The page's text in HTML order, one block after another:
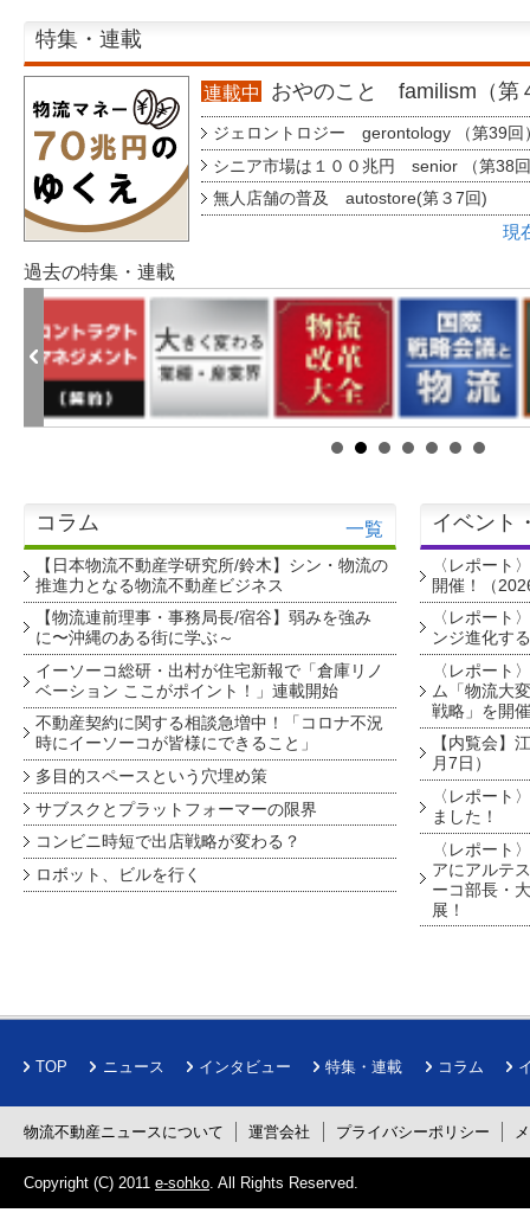
特集・連載
連載中 おやのこと familism（第
ジェロントロジー gerontology （第39回
シニア市場は１００兆円 senior （第38
無人店舗の普及 autostore(第３7回)
現
過去の特集・連載
コラム 一覧
【日本物流不動産学研究所/鈴木】シン・物流の
推進力となる物流不動産ビジネス
【物流連前理事・事務局長/宿谷】弱みを強み
に〜沖縄のある街に学ぶ～
イーソーコ総研・出村が住宅新報で「倉庫リノ
ベーション ここがポイント！」連載開始
不動産契約に関する相談急増中！「コロナ不況
時にイーソーコが皆様にできること」
多目的スペースという穴埋め策
サブスクとプラットフォーマーの限界
コンビニ時短で出店戦略が変わる？
ロボット、ビルを行く
イベント
〈レポート
開催！（
〈レポート
ンジ進化す
〈レポート
ム「物流大
戦略」を開
【内覧会】
月7日）
〈レポート
ました！
〈レポート
アにアルテ
ーコ部長・
展！
TOP ニュース インタビュー 特集・連載 コラム
物流不動産ニュースについて 運営会社 プライバシーポリシー
Copyright (C) 2011 e-sohko . All Rights Reserved.